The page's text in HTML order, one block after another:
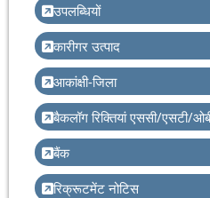
उपलब्धियों
कारीगर उत्पाद
आकांक्षी-जिला
बैकलॉग रिक्तियां एससी/एसटी/
बैंक
रिक्रूटमेंट नोटिस